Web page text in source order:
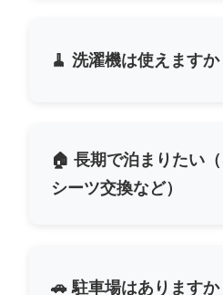
🧹 洗濯機は使えますか
🏠 長期で泊まりたい
シーツ交換など）
🚗 駐車場はありますか